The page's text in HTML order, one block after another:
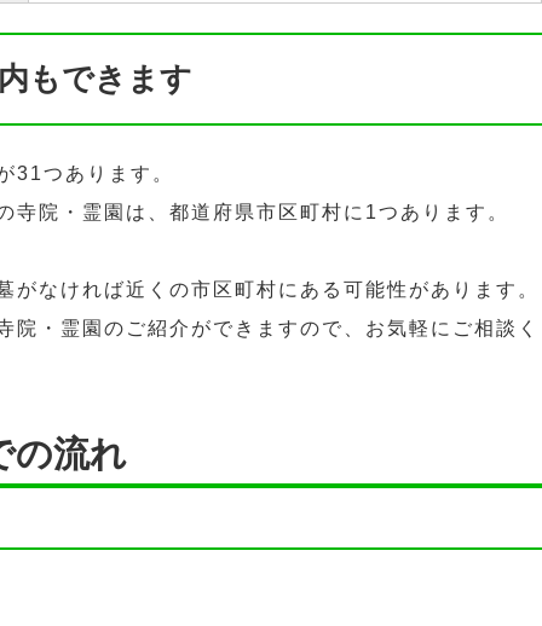
もできます
31つあります。
寺院・霊園は、都道府県市区町村に1つあります。
がなければ近くの市区町村にある可能性があります。
院・霊園のご紹介ができますので、お気軽にご相談く
の流れ